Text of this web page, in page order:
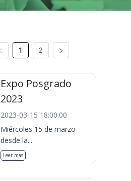
1 2
Expo Posgrado
2023
2023-03-15 18:00:00
Miércoles 15 de marzo
desde la...
Leer más